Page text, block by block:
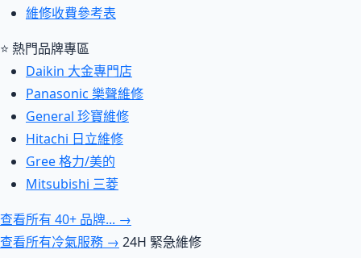
維修收費參考表
⭐ 熱門品牌專區
Daikin 大金專門店
Panasonic 樂聲維修
General 珍寶維修
Hitachi 日立維修
Gree 格力/美的
Mitsubishi 三菱
查看所有 40+ 品牌... →
查看所有冷氣服務 → 24H 緊急維修